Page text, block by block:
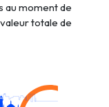
au moment de
totale de